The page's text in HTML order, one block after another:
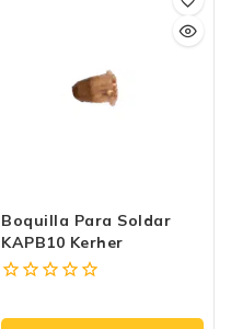
Boquilla Para Soldar
KAPB10 Kerher
fuera